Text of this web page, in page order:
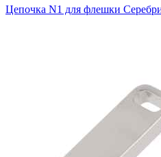
Цепочка N1 для флешки